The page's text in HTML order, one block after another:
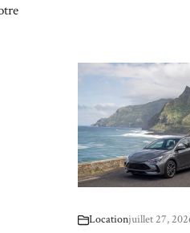
Locationjuillet 27,